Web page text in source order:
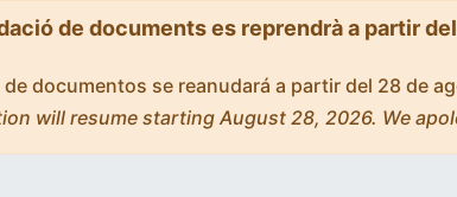
de documents es reprendrà a partir
documentos se reanudará a partir del 28 de
will resume starting August 28, 2026. We